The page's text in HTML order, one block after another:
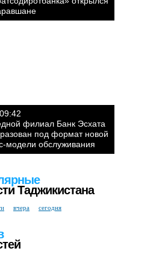
филиал Банк Эсхата
под формат новой
модели обслуживания
Таджикистана
вчера сегодня